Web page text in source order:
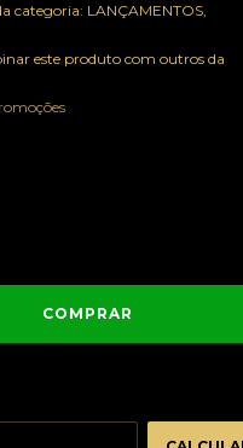
categoria: LANÇAMENTOS,
este produto com outros da